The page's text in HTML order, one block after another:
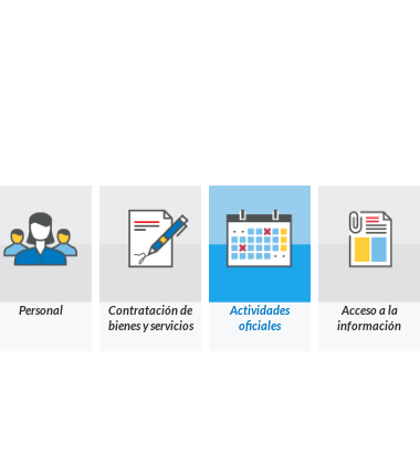
Personal
Contratación de
bienes y servicios
Actividades
oficiales
Acceso a la
información